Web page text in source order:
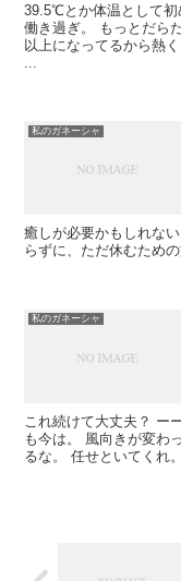
39.5℃とか体温として初
働き過ぎ。 もっとだら
以上になってるから熱
私のガネーシャ
癒しが必要かもしれな
らずに、ただ休むための
私のガネーシャ
これ続けて大丈夫？ ー
も今は。 風向きが変わ
るな。 任せといてくれ。